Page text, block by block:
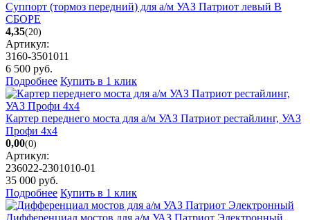
Суппорт (тормоз передний) для а/м УАЗ Патриот левый В
СБОРЕ
4,35(20)
Артикул:
3160-3501011
6 500 руб.
Подробнее Купить в 1 клик
Картер переднего моста для а/м УАЗ Патриот рестайлинг, УАЗ
Профи 4х4
0,00(0)
Артикул:
236022-2301010-01
35 000 руб.
Подробнее Купить в 1 клик